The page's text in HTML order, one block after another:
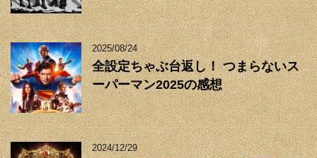
2025/08/24
全設定ちゃぶ台返し！ つまらないス
ーパーマン2025の感想
2024/12/29